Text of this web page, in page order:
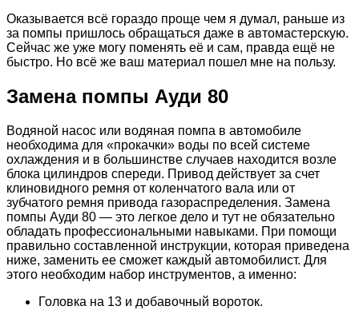
Оказывается всё гораздо проще чем я думал, раньше из
за помпы пришлось обращаться даже в автомастерскую.
Сейчас же уже могу поменять её и сам, правда ещё не
быстро. Но всё же ваш материал пошел мне на пользу.
Замена помпы Ауди 80
Водяной насос или водяная помпа в автомобиле
необходима для «прокачки» воды по всей системе
охлаждения и в большинстве случаев находится возле
блока цилиндров спереди. Привод действует за счет
клиновидного ремня от коленчатого вала или от
зубчатого ремня привода газораспределения. Замена
помпы Ауди 80 — это легкое дело и тут не обязательно
обладать профессиональными навыками. При помощи
правильно составленной инструкции, которая приведена
ниже, заменить ее сможет каждый автомобилист. Для
этого необходим набор инструментов, а именно:
Головка на 13 и добавочный вороток.